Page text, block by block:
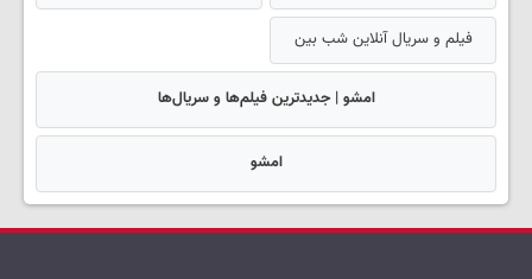
فیلم و سریال آنلاین شب بین
امشو | جدیدترین فیلم‌ها و سریال‌ها
امشو